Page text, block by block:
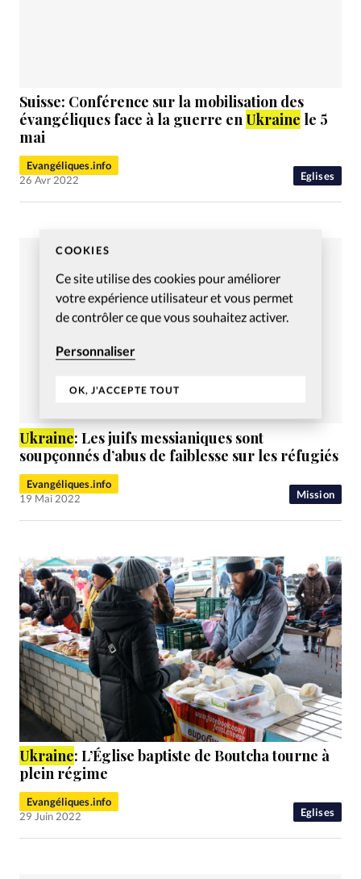
COOKIES
Ce site utilise des cookies pour améliorer
votre expérience utilisateur et vous permet
de contrôler ce que vous souhaitez activer.
Personnaliser
OK, J'ACCEPTE TOUT
Eglises
Suisse: Conférence sur la mobilisation des
évangéliques face à la guerre enUkraine le 5
mai
Evangéliques.info
26 Avr 2022
Mission
Ukraine: Les juifs messianiques sont
soupçonnés d’abus de faiblesse sur les réfugiés
Evangéliques.info
19 Mai 2022
Eglises
Ukraine: L’Église baptiste de Boutcha tourne à
plein régime
Evangéliques.info
29 Juin 2022